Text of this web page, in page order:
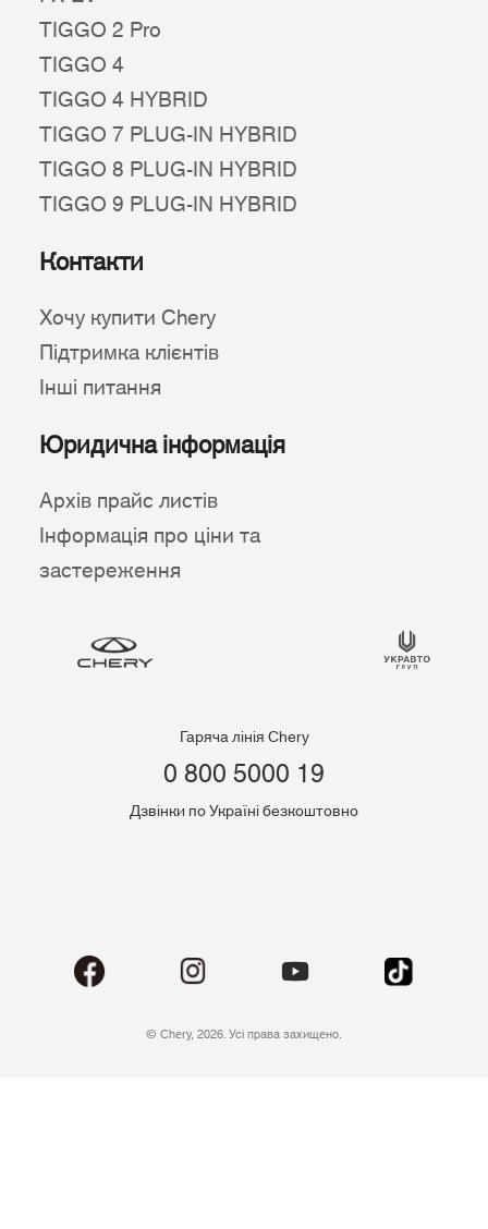
TIGGO 2 Pro
TIGGO 4
TIGGO 4 HYBRID
TIGGO 7 PLUG-IN HYBRID
TIGGO 8 PLUG-IN HYBRID
TIGGO 9 PLUG-IN HYBRID
Контакти
Хочу купити Chery
Підтримка клієнтів
Інші питання
Юридична інформація
Архів прайс листів
Інформація про ціни та
застереження
Гаряча лінія Chery
0 800 5000 19
Дзвінки по Україні безкоштовно
© Chery, 2026. Усі права захищено.